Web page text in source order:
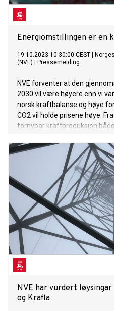
Energiomstillingen er en
19.10.2023 10:30:00 CEST
(NVE)
Pressemelding
NVE forventer at den
2030 vil være høyere enn vi
norsk kraftbalanse og høye
CO2 vil holde prisene høye.
fornybar kraftproduksjon
NVE har vurdert
og Krafla